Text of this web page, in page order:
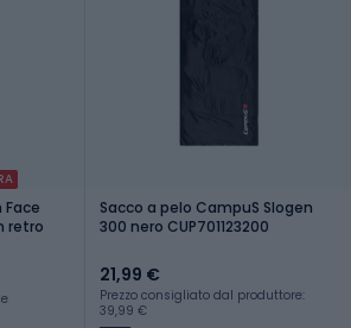
Face
retro
Sacco a pelo CampuS Slogen
300 nero CUP701123200
21,99 €
Prezzo consigliato dal produttore:
39,99 €